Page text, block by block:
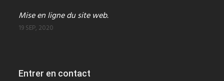
Mise en ligne du site web.
19 SEP, 2020
Entrer en contact